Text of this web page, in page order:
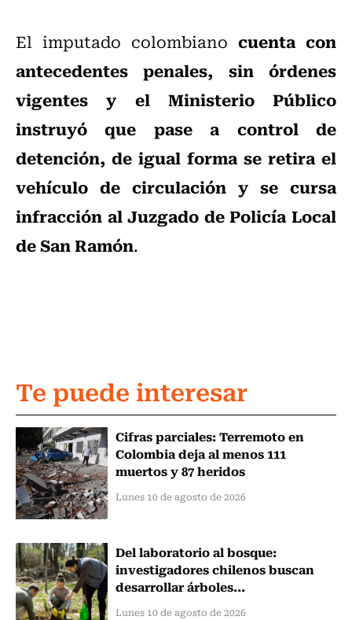
El imputado colombiano cuenta con
antecedentes penales, sin órdenes
vigentes y el Ministerio Público
instruyó que pase a control de
detención, de igual forma se retira el
vehículo de circulación y se cursa
infracción al Juzgado de Policía Local
de San Ramón.
Te puede interesar
Cifras parciales: Terremoto en
Colombia deja al menos 111
muertos y 87 heridos
Lunes 10 de agosto de 2026
Del laboratorio al bosque:
investigadores chilenos buscan
desarrollar árboles...
Lunes 10 de agosto de 2026